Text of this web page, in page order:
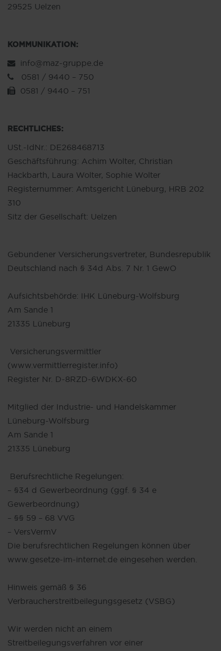
29525 Uelzen
KOMMUNIKATION:
info@maz-gruppe.de
0581 / 9440 – 750
0581 / 9440 – 751
RECHTLICHES:
USt.-IdNr.: DE268468713
Geschäftsführung: Achim Wolter, Christian
Hackbarth, Laura Wolter, Sophie Wolter
Registernummer: Amtsgericht Lüneburg, HRB 202
310
Sitz der Gesellschaft: Uelzen
Gebundener Versicherungsvertreter, Bundesrepublik
Deutschland nach § 34d Abs. 7 Nr. 1 GewO
Aufsichtsbehörde: IHK Lüneburg-Wolfsburg
Am Sande 1
21335 Lüneburg
Versicherungsvermittler
(www.vermittlerregister.info)
Register Nr. D-8RZD-6WDKX-60
Mitglied der Industrie- und Handelskammer
Lüneburg-Wolfsburg
Am Sande 1
21335 Lüneburg
Berufsrechtliche Regelungen:
– §34 d Gewerbeordnung (ggf. § 34 e
Gewerbeordnung)
– §§ 59 – 68 VVG
– VersVermV
Die berufsrechtlichen Regelungen können über
www.gesetze-im-internet.de eingesehen werden.
Hinweis gemäß § 36
Verbraucherstreitbeilegungsgesetz (VSBG)
Wir werden nicht an einem
Streitbeilegungsverfahren vor einer